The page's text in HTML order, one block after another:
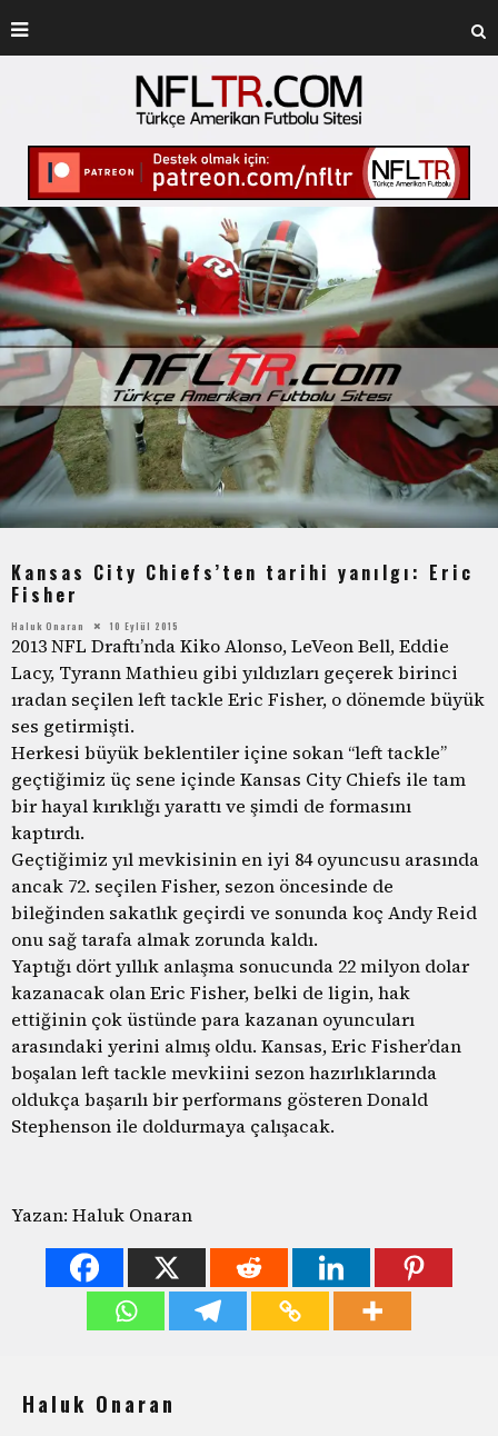
Kansas City Chiefs’ten tarihi yanılgı: Eric
Fisher
Haluk Onaran 10 Eylül 2015
2013 NFL Draftı’nda Kiko Alonso, LeVeon Bell, Eddie
Lacy, Tyrann Mathieu gibi yıldızları geçerek birinci
ıradan seçilen left tackle Eric Fisher, o dönemde büyük
ses getirmişti.
Herkesi büyük beklentiler içine sokan “left tackle”
geçtiğimiz üç sene içinde Kansas City Chiefs ile tam
bir hayal kırıklığı yarattı ve şimdi de formasını
kaptırdı.
Geçtiğimiz yıl mevkisinin en iyi 84 oyuncusu arasında
ancak 72. seçilen Fisher, sezon öncesinde de
bileğinden sakatlık geçirdi ve sonunda koç Andy Reid
onu sağ tarafa almak zorunda kaldı.
Yaptığı dört yıllık anlaşma sonucunda 22 milyon dolar
kazanacak olan Eric Fisher, belki de ligin, hak
ettiğinin çok üstünde para kazanan oyuncuları
arasındaki yerini almış oldu. Kansas, Eric Fisher’dan
boşalan left tackle mevkiini sezon hazırlıklarında
oldukça başarılı bir performans gösteren Donald
Stephenson ile doldurmaya çalışacak.
Yazan: Haluk Onaran
Haluk Onaran